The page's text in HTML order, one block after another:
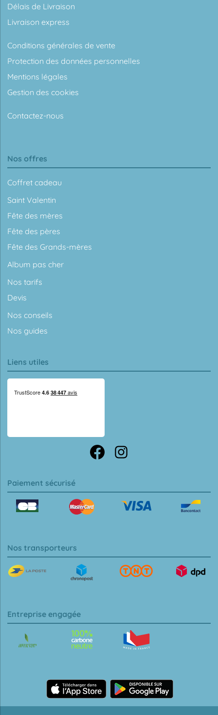
Délais de Livraison
Livraison express
Conditions générales de vente
Protection des données personnelles
Mentions légales
Gestion des cookies
Contactez-nous
Nos offres
Coffret cadeau
Saint Valentin
Fête des mères
Fête des pères
Fête des Grands-mères
Album pas cher
Nos tarifs
Devis
Nos conseils
Nos guides
Liens utiles
Paiement sécurisé
Nos transporteurs
Entreprise engagée